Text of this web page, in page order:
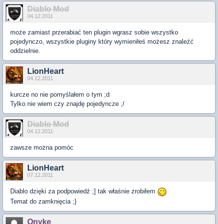
Diablo Mod
04.12.2011
może zamiast przerabiać ten plugin wgrasz sobie wszystko
pojedynczo, wszystkie pluginy który wymieniłeś możesz znaleźć
oddzielnie.
LionHeart
04.12.2011
kurcze no nie pomyślałem o tym ;d
Tylko nie wiem czy znajdę pojedyncze ;/
Diablo Mod
04.12.2011
zawsze można pomóc
LionHeart
07.12.2011
Diablo dzięki za podpowiedź ;] tak właśnie zrobiłem
Temat do zamknięcia ;}
Onyke